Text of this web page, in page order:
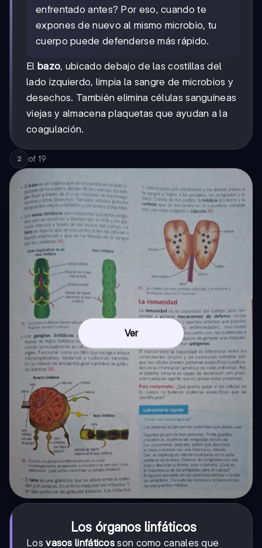
enfrentado antes? Por eso, cuando te
expones de nuevo al mismo microbio, tu
cuerpo puede defenderse más rápido.
El bazo, ubicado debajo de las costillas del
lado izquierdo, limpia la sangre de microbios y
desechos. También elimina células sanguíneas
viejas y almacena plaquetas que ayudan a la
coagulación.
2 of 19
Ver
Los órganos linfáticos
Losvasos linfáticos son como canales que